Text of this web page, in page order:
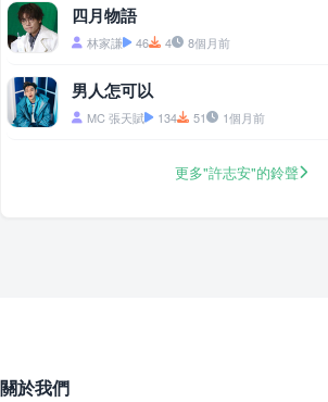
四月物語
林家謙 46 4 8個月前
男人怎可以
MC 張天賦 134 51 1個月前
更多"許志安"的鈴聲
關於我們